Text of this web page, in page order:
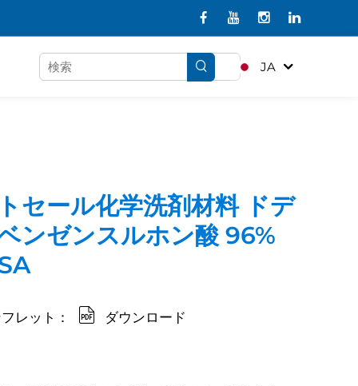
JA
セール化学洗剤材料 ドデ
ンゼンスルホン酸 96%
レット： ダウンロード